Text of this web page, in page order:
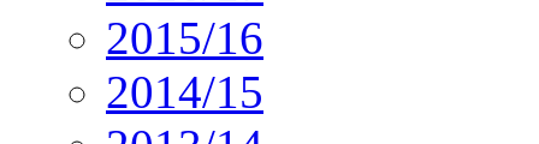
2015/16
2014/15